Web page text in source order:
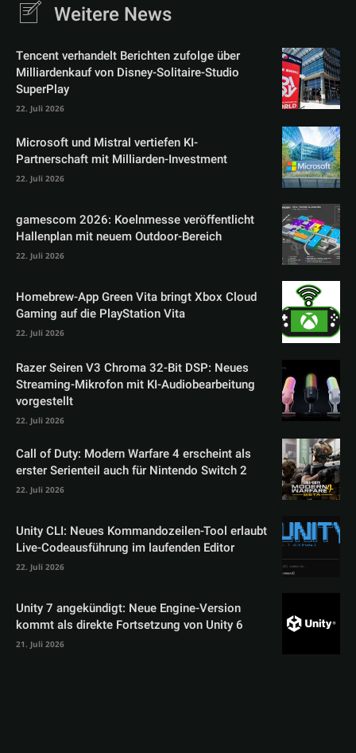
Weitere News
Tencent verhandelt Berichten zufolge über
Milliardenkauf von Disney-Solitaire-Studio
SuperPlay
22. Juli 2026
Microsoft und Mistral vertiefen KI-
Partnerschaft mit Milliarden-Investment
22. Juli 2026
gamescom 2026: Koelnmesse veröffentlicht
Hallenplan mit neuem Outdoor-Bereich
22. Juli 2026
Homebrew-App Green Vita bringt Xbox Cloud
Gaming auf die PlayStation Vita
22. Juli 2026
Razer Seiren V3 Chroma 32-Bit DSP: Neues
Streaming-Mikrofon mit KI-Audiobearbeitung
vorgestellt
22. Juli 2026
Call of Duty: Modern Warfare 4 erscheint als
erster Serienteil auch für Nintendo Switch 2
22. Juli 2026
Unity CLI: Neues Kommandozeilen-Tool erlaubt
Live-Codeausführung im laufenden Editor
22. Juli 2026
Unity 7 angekündigt: Neue Engine-Version
kommt als direkte Fortsetzung von Unity 6
21. Juli 2026